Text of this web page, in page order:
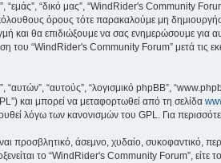
“δικό μας”, “WindRider's Community
όρους τότε παρακαλούμε μη
και θα επιδιώξουμε να σας ενημερώσουμε
του “WindRider's Community Forum” μετά τις
“αυτών”, “αυτούς”, “λογισμικό phpBB”,
και μπορεί να μεταφορτωθεί από τη σελίδα
λόγω των κανονισμών του GPL. Για
προσβλητικό, άσεμνο, χυδαίο, συκοφαντικό,
το “WindRider's Community Forum”, είτε